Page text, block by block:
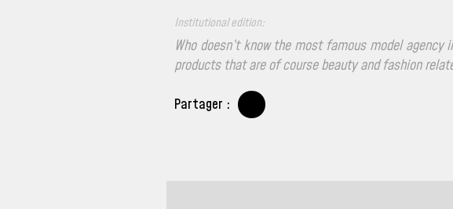
Institutional edition:
Who doesn’t know the most famous model
products that are of course beauty and fashion
Partager :